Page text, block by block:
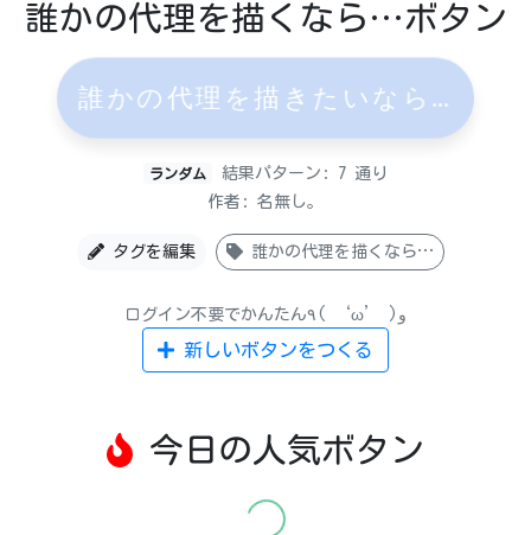
誰かの代理を描くなら…ボタン
誰かの代理を描きたいなら…
ランダム
結果パターン: 7 通り
作者: 名無し。
タグを編集 誰かの代理を描くなら…
ログイン不要でかんたん٩( ‘ω’ )و
新しいボタンをつくる
今日の人気ボタン